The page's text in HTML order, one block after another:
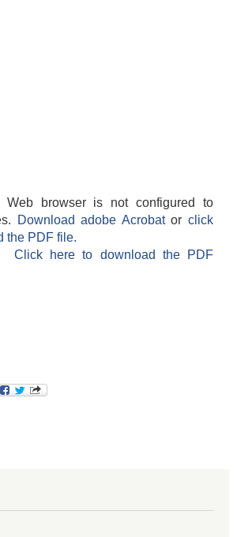
Web browser is not configured to
Download adobe Acrobatorclick
the PDF file.
Click here to download the PDF